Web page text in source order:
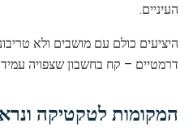
העיניים.
היציעים כולם עם מושבים ולא
דרמטיים – קח בחשבון שצפויה
המקומות לטקטיקה